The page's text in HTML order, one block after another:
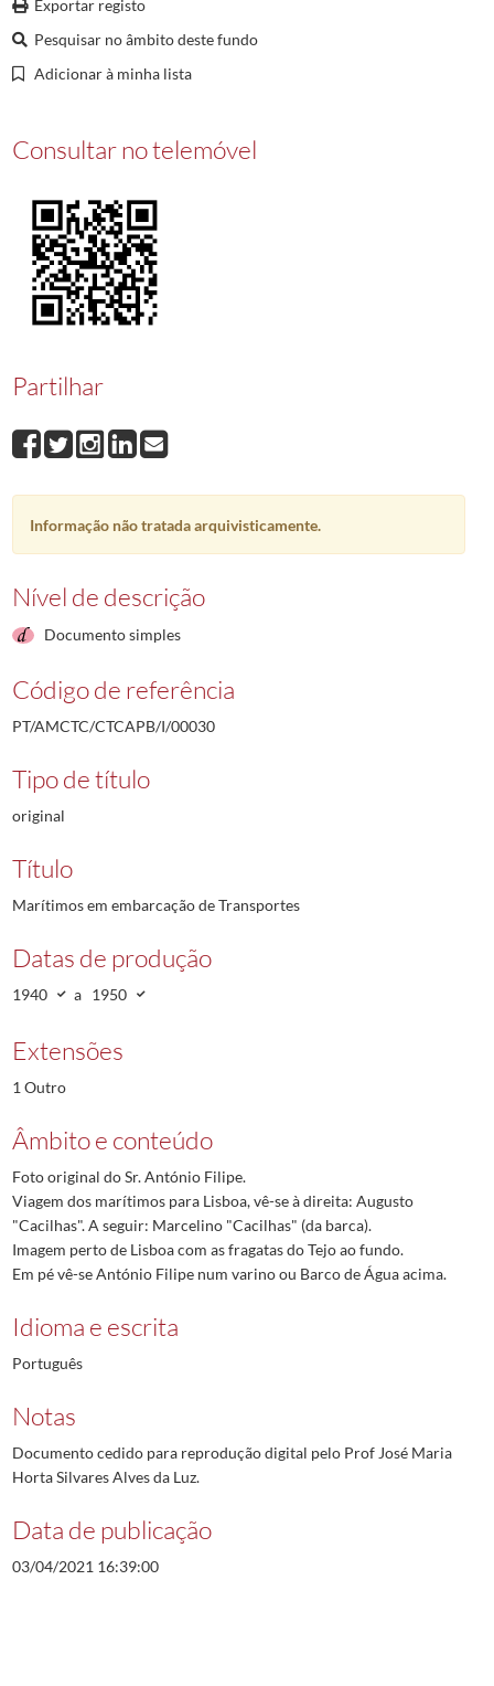
00032 Tancos dos Batelões no Castelo de Almorol
00033 Ponte Sobre o Rio Zêzere
Exportar registo
Pesquisar no âmbito deste fundo
Adicionar à minha lista
Consultar no telemóvel
Partilhar
Informação não tratada arquivisticamente.
Nível de descrição
Documento simples
Código de referência
PT/AMCTC/CTCAPB/I/00030
Tipo de título
original
Título
Marítimos em embarcação de Transportes
Datas de produção
1940 a 1950
Extensões
1 Outro
Âmbito e conteúdo
Foto original do Sr. António Filipe.
Viagem dos marítimos para Lisboa, vê-se à direita: Augusto
"Cacilhas". A seguir: Marcelino "Cacilhas" (da barca).
Imagem perto de Lisboa com as fragatas do Tejo ao fundo.
Em pé vê-se António Filipe num varino ou Barco de Água acima.
Idioma e escrita
Português
Notas
Documento cedido para reprodução digital pelo Prof José Maria
Horta Silvares Alves da Luz.
Data de publicação
03/04/2021 16:39:00